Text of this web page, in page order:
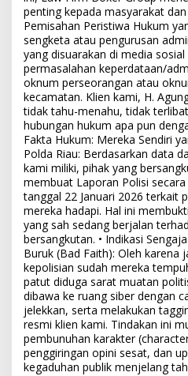
penting kepada masyarakat
Pemisahan Peristiwa Hukum
sengketa atau pengurusan
yang disuarakan di media
permasalahan keperdataan/
oknum perseorangan atau
kecamatan. Klien kami, H.
tidak tahu-menahu, tidak
hubungan hukum apa pun
Fakta Hukum: Mereka Sendiri
Polda Riau: Berdasarkan data
kami miliki, pihak yang
membuat Laporan Polisi
tanggal 22 Januari 2026 terkait
mereka hadapi. Hal ini
yang sah sedang berjalan
bersangkutan. • Indikasi
Buruk (Bad Faith): Oleh karena
kepolisian sudah mereka
patut diduga sarat muatan
dibawa ke ruang siber dengan
jelekkan, serta melakukan
resmi klien kami. Tindakan ini
pembunuhan karakter
penggiringan opini sesat, dan
kegaduhan publik menjelang